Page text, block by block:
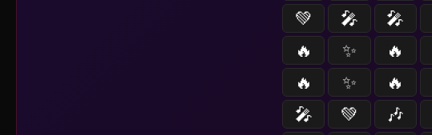
💚
🎤 🎤
🔥
✨ 🔥
🔥
✨ 🔥
🎤
💚 🎶